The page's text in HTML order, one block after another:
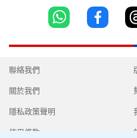
聯絡我們
關於我們
隱私政策聲明
使用條款